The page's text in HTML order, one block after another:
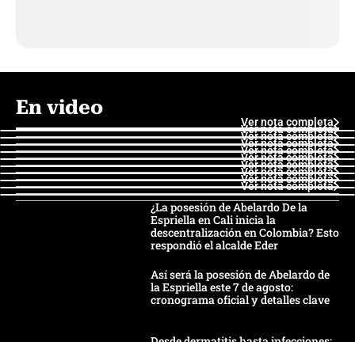
En video
Ver nota completa
Ver nota completa
Ver nota completa
Ver nota completa
Ver nota completa
Ver nota completa
Ver nota completa
Ver nota completa
Ver nota completa
Ver nota completa
¿La posesión de Abelardo De la
Espriella en Cali inicia la
descentralización en Colombia? Esto
respondió el alcalde Eder
Así será la posesión de Abelardo de
la Espriella este 7 de agosto:
cronograma oficial y detalles clave